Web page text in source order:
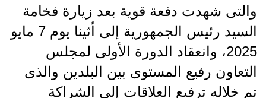
والتى شهدت دفعة قوية بعد زيارة فخامة
السيد رئيس الجمهورية إلى أثينا يوم 7 مايو
2025، وانعقاد الدورة الأولى لمجلس
التعاون رفيع المستوى بين البلدين والذى
تم خلاله ترفيع العلاقات إلى الشراكة